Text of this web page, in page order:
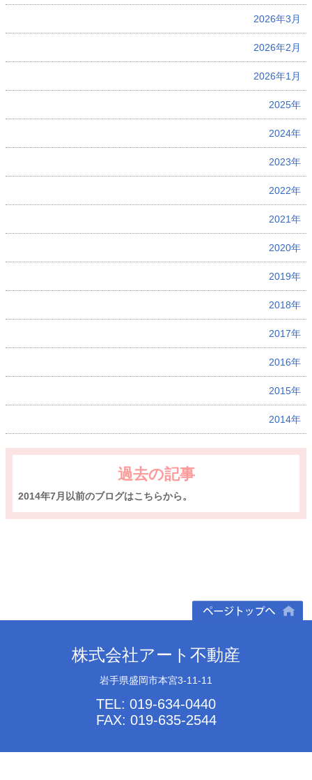
2026年3月
2026年2月
2026年1月
2025年
2024年
2023年
2022年
2021年
2020年
2019年
2018年
2017年
2016年
2015年
2014年
過去の記事
2014年7月以前のブログはこちらから。
株式会社アート不動産
岩手県盛岡市本宮3-11-11
TEL: 019-634-0440
FAX: 019-635-2544